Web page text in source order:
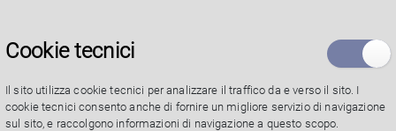
di preparazione, in particolare nel 2007/2008 il Master
in Diritto tributario “Berliri” all’Università di Bologna.
Tra il 2013 ed il 2017 è stato segretario cittadino del PD
e ha ricoperto il ruolo di capogruppo nel Consiglio
Cookie tecnici
Il sito utilizza cookie tecnici per analizzare il traffico da e verso il sito. I
cookie tecnici consento anche di fornire un migliore servizio di navigazione
sul sito, e raccolgono informazioni di navigazione a questo scopo.